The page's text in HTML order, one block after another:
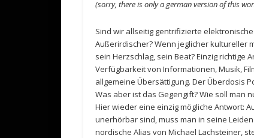
(sorry, there is only a german version of this
Sind wir allseitig gentrifizierte
Außerirdischer? Wenn jeglicher kultureller
sein Herzschlag, sein Beat? Einzig richtige
Verfügbarkeit von Informationen, Musik,
allgemeine Übersättigung. Der Überdosis
Was aber ist das Gegengift? Wie soll man
Hier wieder eine einzig mögliche Antwort:
unerhörbar sind, muss man in seine
nordische Alias von Michael Lachsteiner,